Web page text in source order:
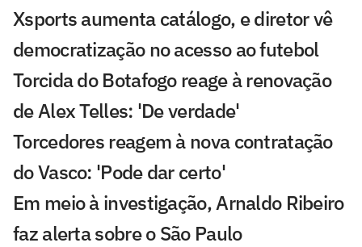
Xsports aumenta catálogo, e diretor vê
democratização no acesso ao futebol
Torcida do Botafogo reage à renovação
de Alex Telles: 'De verdade'
Torcedores reagem à nova contratação
do Vasco: 'Pode dar certo'
Em meio à investigação, Arnaldo Ribeiro
faz alerta sobre o São Paulo